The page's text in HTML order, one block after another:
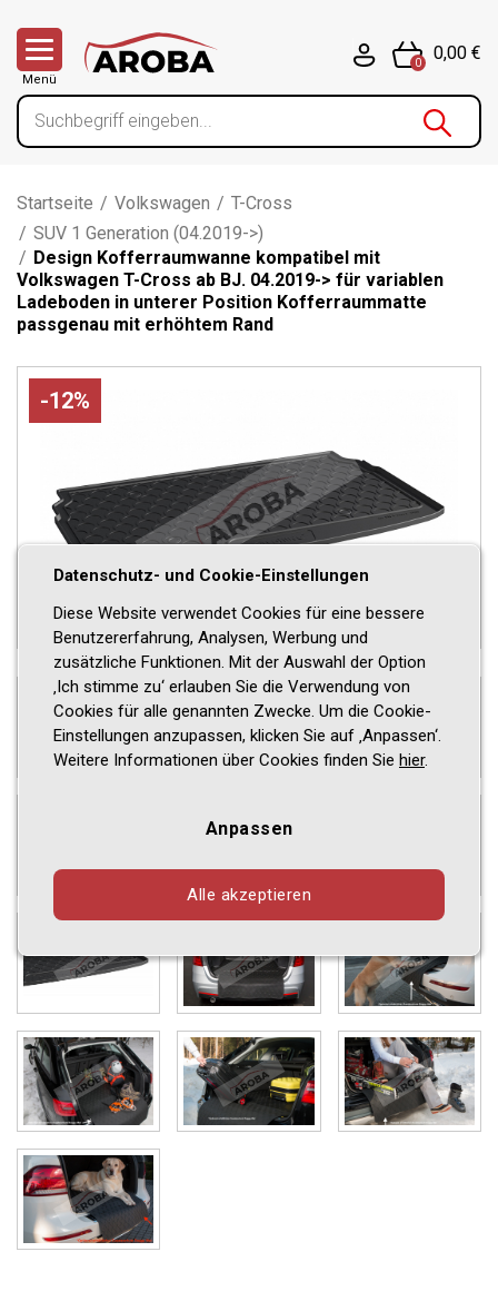
Menü
0
0,00 €
Startseite / Volkswagen / T-Cross
/ SUV 1 Generation (04.2019->)
/ Design Kofferraumwanne kompatibel mit
Volkswagen T-Cross ab BJ. 04.2019-> für variablen
Ladeboden in unterer Position Kofferraummatte
passgenau mit erhöhtem Rand
-12%
Datenschutz- und Cookie-Einstellungen
Diese Website verwendet Cookies für eine bessere
Benutzererfahrung, Analysen, Werbung und
zusätzliche Funktionen. Mit der Auswahl der Option
‚Ich stimme zu‘ erlauben Sie die Verwendung von
Cookies für alle genannten Zwecke. Um die Cookie-
Einstellungen anzupassen, klicken Sie auf ‚Anpassen‘.
Weitere Informationen über Cookies finden Sie hier.
Anpassen
Alle akzeptieren